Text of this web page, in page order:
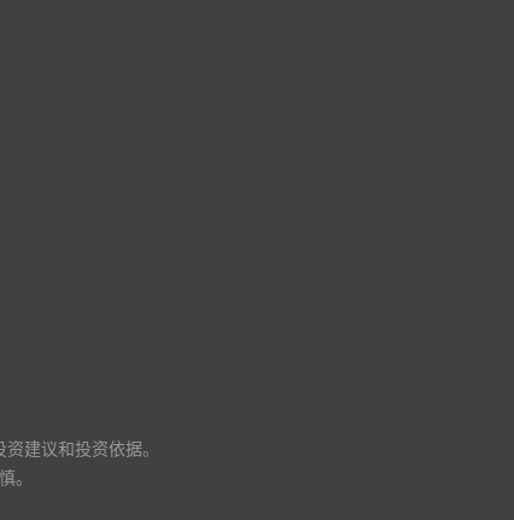
建议和投资依据。
。